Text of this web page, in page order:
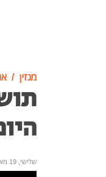
מגזין
שלישי, 19 מאי 2026